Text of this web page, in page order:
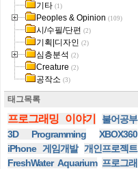
기타 (1)
Peoples & Opinion (109)
시/수필/단편 (2)
기획|디자인 (2)
심층분석 (2)
Creature (2)
공작소 (3)
태그목록
프로그래밍 이야기
불어공부
3D Programming
XBOX360
iPhone 게임개발 개인프로젝트
FreshWater Aquarium 프로그래